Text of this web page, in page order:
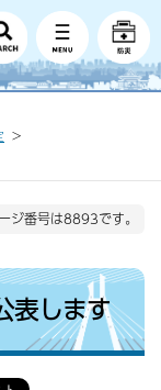
ジ番号は8893です。
表します